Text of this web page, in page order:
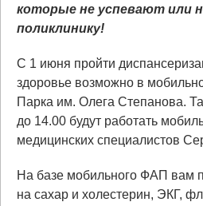
которые не успевают или
поликлинику!
С 1 июня пройти
здоровье возможно в
Парка им. Олега Степанова.
до 14.00 будут работать
медицинских специалистов
На базе мобильного ФАП вам
на сахар и холестерин, ЭКГ,